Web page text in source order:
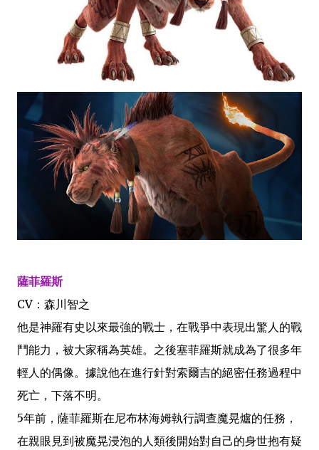
薩菲羅斯
CV：森川智之
他是神羅有史以來最強的戰士，在戰爭中表現出驚人的戰
鬥能力，被大家稱為英雄。之後塞菲羅斯就成為了很多年
輕人的偶像。據說他在進行針對索爾吉的絕密任務過程中
死亡，下落不明。
5年前，薩菲羅斯在尼布林海姆執行調查魔晃爐的任務，
在親眼見到被魔晃浸泡的人類後開始對自己的身世抱有疑